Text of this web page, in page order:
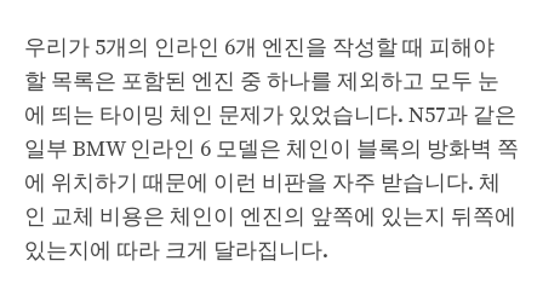
우리가 5개의 인라인 6개 엔진을 작성할 때 피해야
할 목록은 포함된 엔진 중 하나를 제외하고 모두 눈
에 띄는 타이밍 체인 문제가 있었습니다. N57과 같은
일부 BMW 인라인 6 모델은 체인이 블록의 방화벽 쪽
에 위치하기 때문에 이런 비판을 자주 받습니다. 체
인 교체 비용은 체인이 엔진의 앞쪽에 있는지 뒤쪽에
있는지에 따라 크게 달라집니다.